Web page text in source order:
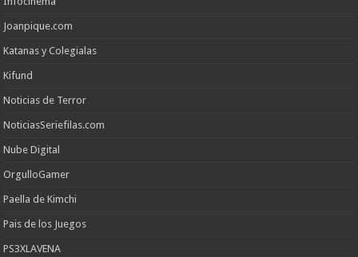
Joanpique.com
Katanas y Colegialas
Kifund
Noticias de Terror
NoticiasSeriefilas.com
Nube Digital
OrgulloGamer
Paella de Kimchi
Pais de los Juegos
PS3XLAVENA